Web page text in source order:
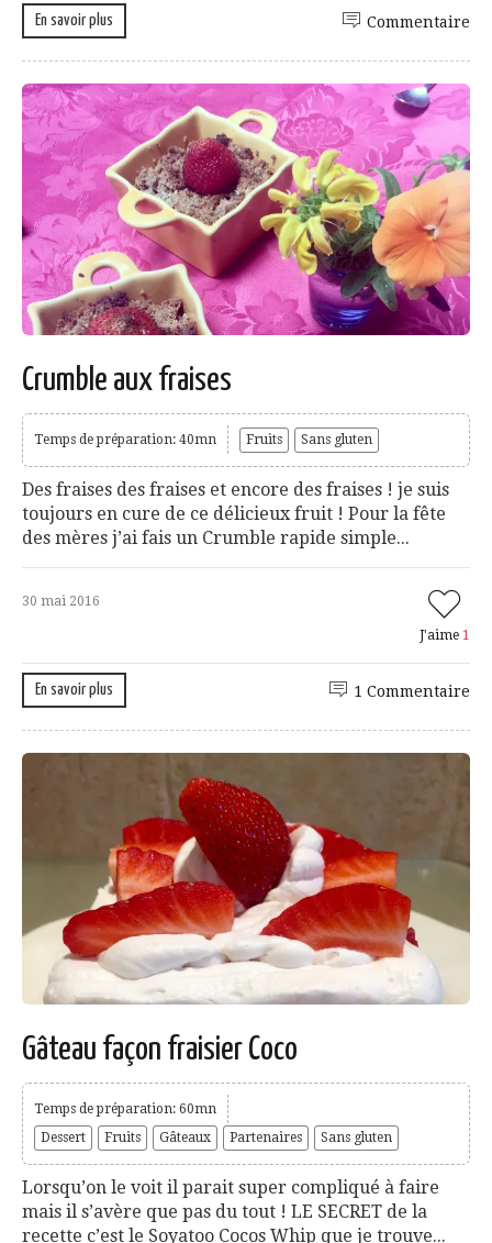
En savoir plus Commentaire
Crumble aux fraises
Temps de préparation: 40mn Fruits Sans gluten
Des fraises des fraises et encore des fraises ! je suis
toujours en cure de ce délicieux fruit ! Pour la fête
des mères j’ai fais un Crumble rapide simple...
30 mai 2016
J'aime 1
En savoir plus 1 Commentaire
Gâteau façon fraisier Coco
Temps de préparation: 60mn
Dessert
Fruits Gâteaux Partenaires Sans gluten
Lorsqu’on le voit il parait super compliqué à faire
mais il s’avère que pas du tout ! LE SECRET de la
recette c’est le Soyatoo Cocos Whip que je trouve...